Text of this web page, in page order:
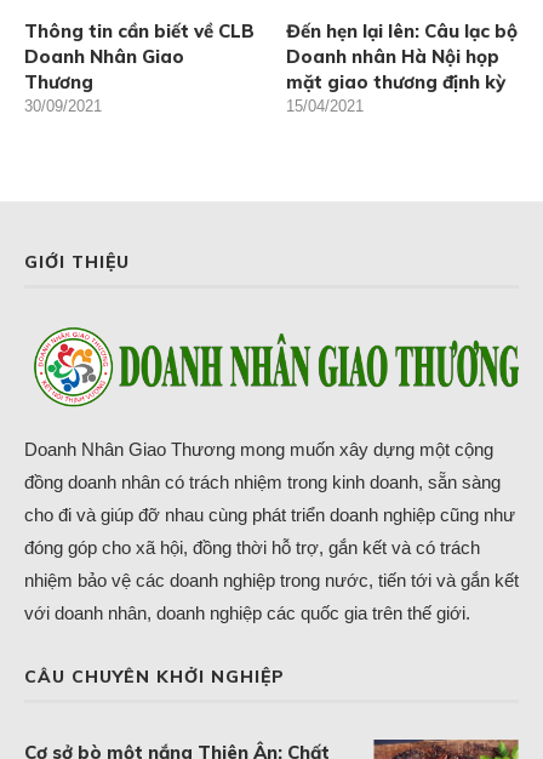
Thông tin cần biết về CLB
Doanh Nhân Giao
Thương
30/09/2021
Đến hẹn lại lên: Câu lạc bộ
Doanh nhân Hà Nội họp
mặt giao thương định kỳ
15/04/2021
GIỚI THIỆU
Doanh Nhân Giao Thương mong muốn xây dựng một cộng
đồng doanh nhân có trách nhiệm trong kinh doanh, sẵn sàng
cho đi và giúp đỡ nhau cùng phát triển doanh nghiệp cũng như
đóng góp cho xã hội, đồng thời hỗ trợ, gắn kết và có trách
nhiệm bảo vệ các doanh nghiệp trong nước, tiến tới và gắn kết
với doanh nhân, doanh nghiệp các quốc gia trên thế giới.
CÂU CHUYÊN KHỞI NGHIỆP
Cơ sở bò một nắng Thiên Ân: Chất